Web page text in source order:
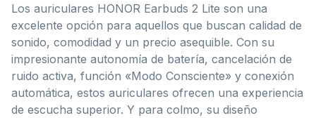
Los auriculares HONOR Earbuds 2 Lite son una
excelente opción para aquellos que buscan calidad de
sonido, comodidad y un precio asequible. Con su
impresionante autonomía de batería, cancelación de
ruido activa, función «Modo Consciente» y conexión
automática, estos auriculares ofrecen una experiencia
de escucha superior. Y para colmo, su diseño